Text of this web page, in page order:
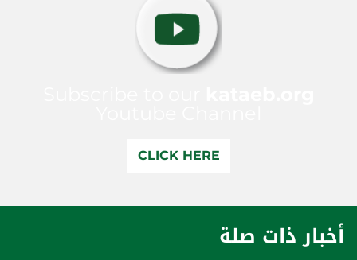
CLICK HERE
أخبار ذات صلة